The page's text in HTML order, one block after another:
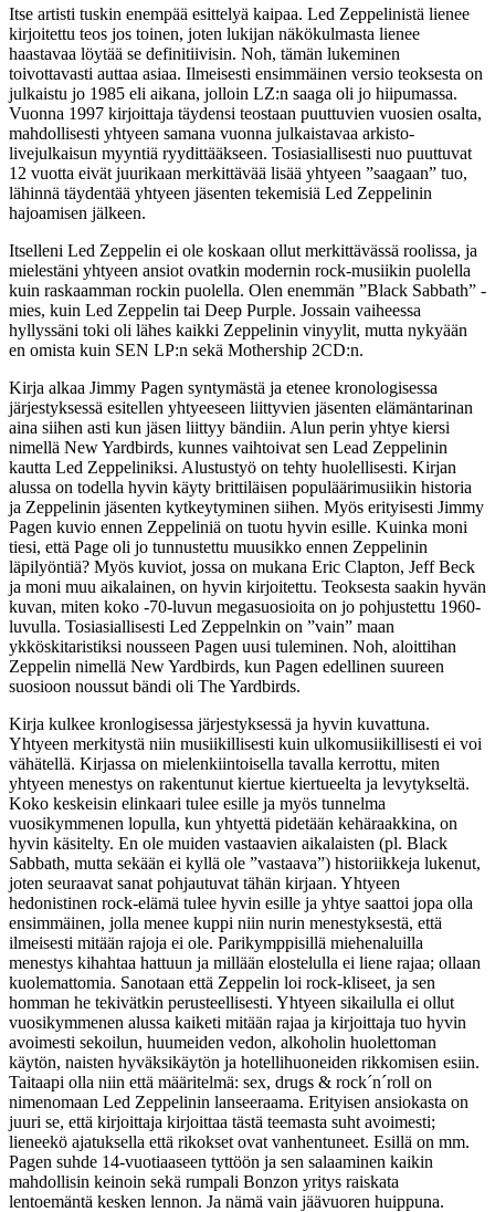
Itse artisti tuskin enempää esittelyä kaipaa. Led Zeppelinistä lienee
kirjoitettu teos jos toinen, joten lukijan näkökulmasta lienee
haastavaa löytää se definitiivisin. Noh, tämän lukeminen
toivottavasti auttaa asiaa. Ilmeisesti ensimmäinen versio teoksesta on
julkaistu jo 1985 eli aikana, jolloin LZ:n saaga oli jo hiipumassa.
Vuonna 1997 kirjoittaja täydensi teostaan puuttuvien vuosien osalta,
mahdollisesti yhtyeen samana vuonna julkaistavaa arkisto-
livejulkaisun myyntiä ryydittääkseen. Tosiasiallisesti nuo puuttuvat
12 vuotta eivät juurikaan merkittävää lisää yhtyeen ”saagaan” tuo,
lähinnä täydentää yhtyeen jäsenten tekemisiä Led Zeppelinin
hajoamisen jälkeen.
Itselleni Led Zeppelin ei ole koskaan ollut merkittävässä roolissa, ja
mielestäni yhtyeen ansiot ovatkin modernin rock-musiikin puolella
kuin raskaamman rockin puolella. Olen enemmän ”Black Sabbath” -
mies, kuin Led Zeppelin tai Deep Purple. Jossain vaiheessa
hyllyssäni toki oli lähes kaikki Zeppelinin vinyylit, mutta nykyään
en omista kuin SEN LP:n sekä Mothership 2CD:n.
Kirja alkaa Jimmy Pagen syntymästä ja etenee kronologisessa
järjestyksessä esitellen yhtyeeseen liittyvien jäsenten elämäntarinan
aina siihen asti kun jäsen liittyy bändiin. Alun perin yhtye kiersi
nimellä New Yardbirds, kunnes vaihtoivat sen Lead Zeppelinin
kautta Led Zeppeliniksi. Alustustyö on tehty huolellisesti. Kirjan
alussa on todella hyvin käyty brittiläisen populäärimusiikin historia
ja Zeppelinin jäsenten kytkeytyminen siihen. Myös erityisesti Jimmy
Pagen kuvio ennen Zeppeliniä on tuotu hyvin esille. Kuinka moni
tiesi, että Page oli jo tunnustettu muusikko ennen Zeppelinin
läpilyöntiä? Myös kuviot, jossa on mukana Eric Clapton, Jeff Beck
ja moni muu aikalainen, on hyvin kirjoitettu. Teoksesta saakin hyvän
kuvan, miten koko -70-luvun megasuosioita on jo pohjustettu 1960-
luvulla. Tosiasiallisesti Led Zeppelnkin on ”vain” maan
ykköskitaristiksi nousseen Pagen uusi tuleminen. Noh, aloittihan
Zeppelin nimellä New Yardbirds, kun Pagen edellinen suureen
suosioon noussut bändi oli The Yardbirds.
Kirja kulkee kronlogisessa järjestyksessä ja hyvin kuvattuna.
Yhtyeen merkitystä niin musiikillisesti kuin ulkomusiikillisesti ei voi
vähätellä. Kirjassa on mielenkiintoisella tavalla kerrottu, miten
yhtyeen menestys on rakentunut kiertue kiertueelta ja levytykseltä.
Koko keskeisin elinkaari tulee esille ja myös tunnelma
vuosikymmenen lopulla, kun yhtyettä pidetään kehäraakkina, on
hyvin käsitelty. En ole muiden vastaavien aikalaisten (pl. Black
Sabbath, mutta sekään ei kyllä ole ”vastaava”) historiikkeja lukenut,
joten seuraavat sanat pohjautuvat tähän kirjaan. Yhtyeen
hedonistinen rock-elämä tulee hyvin esille ja yhtye saattoi jopa olla
ensimmäinen, jolla menee kuppi niin nurin menestyksestä, että
ilmeisesti mitään rajoja ei ole. Parikymppisillä miehenaluilla
menestys kihahtaa hattuun ja millään elostelulla ei liene rajaa; ollaan
kuolemattomia. Sanotaan että Zeppelin loi rock-kliseet, ja sen
homman he tekivätkin perusteellisesti. Yhtyeen sikailulla ei ollut
vuosikymmenen alussa kaiketi mitään rajaa ja kirjoittaja tuo hyvin
avoimesti sekoilun, huumeiden vedon, alkoholin huolettoman
käytön, naisten hyväksikäytön ja hotellihuoneiden rikkomisen esiin.
Taitaapi olla niin että määritelmä: sex, drugs & rock´n´roll on
nimenomaan Led Zeppelinin lanseeraama. Erityisen ansiokasta on
juuri se, että kirjoittaja kirjoittaa tästä teemasta suht avoimesti;
lieneekö ajatuksella että rikokset ovat vanhentuneet. Esillä on mm.
Pagen suhde 14-vuotiaaseen tyttöön ja sen salaaminen kaikin
mahdollisin keinoin sekä rumpali Bonzon yritys raiskata
lentoemäntä kesken lennon. Ja nämä vain jäävuoren huippuna.